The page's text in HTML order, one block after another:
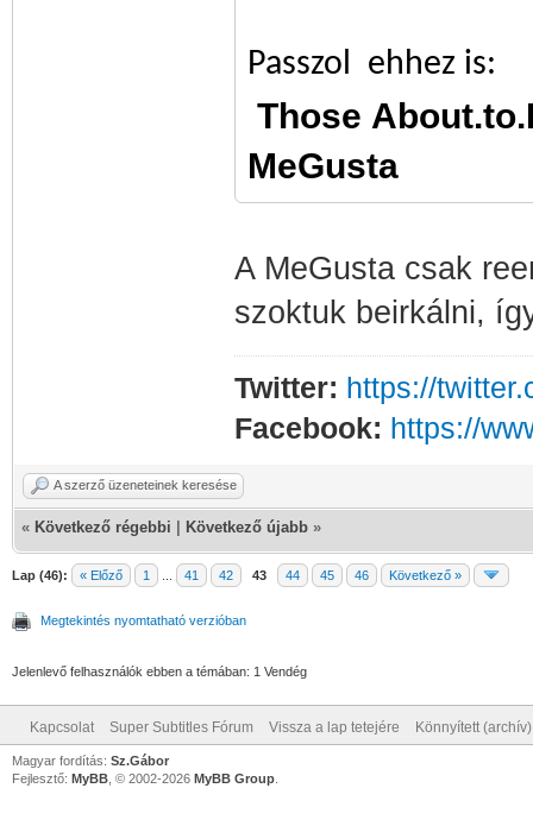
Passzol ehhez is:
Those
MeGusta
A MeGusta csak
szoktuk beirkálni,
Twitter: https://
Facebook: https://
A szerző üzeneteinek keresése
« Következő régebbi Következő újabb »
Lap (46): « Előző 1 41 42 43 44 45 46 Következő »
Megtekintés nyomtatható verzióban
Jelenlevő felhasználók ebben a témában: 1 Vendég
Kapcsolat Super Subtitles Fórum Vissza a lap tetejére Könnyített
Magyar fordítás: Sz.Gábor
Fejlesztő: MyBB , © 2002-2026 MyBB Group